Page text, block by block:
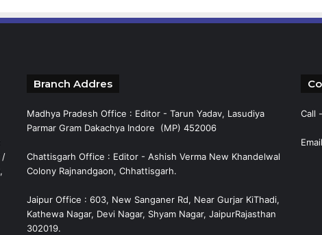
/
Branch Addres
Madhya Pradesh Office : Editor - Tarun Yadav, Lasudiya
Parmar Gram Dakachya Indore (MP) 452006
Chattisgarh Office : Editor - Ashish Verma New Khandelwal
Colony Rajnandgaon, Chhattisgarh.
Jaipur Office : 603, New Sanganer Rd, Near Gurjar KiThadi,
Kathewa Nagar, Devi Nagar, Shyam Nagar, JaipurRajasthan
302019.
Call